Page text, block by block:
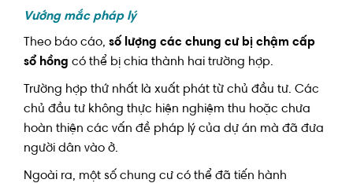
Vướng mắc pháp lý
Theo báo cáo, số lượng các chung cư bị chậm cấp
sổ hồng có thể bị chia thành hai trường hợp.
Trường hợp thứ nhất là xuất phát từ chủ đầu tư. Các
chủ đầu tư không thực hiện nghiệm thu hoặc chưa
hoàn thiện các vấn đề pháp lý của dự án mà đã đưa
người dân vào ở.
Ngoài ra, một số chung cư có thể đã tiến hành